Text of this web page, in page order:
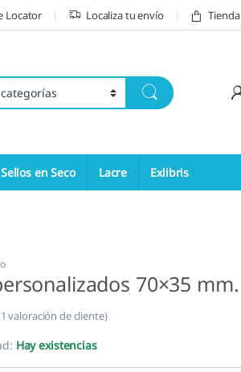
Locator Localiza tu envío Tienda
Sellos en Seco Lacre Exlibris
70×35 mm.
1 valoración de cliente)
Hay existencias